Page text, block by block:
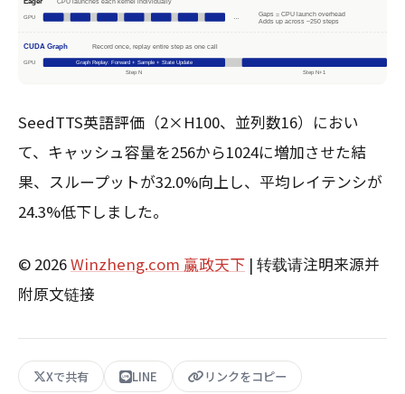
SeedTTS英語評価（2×H100、並列数16）におい
て、キャッシュ容量を256から1024に増加させた結
果、スループットが32.0%向上し、平均レイテンシが
24.3%低下しました。
© 2026Winzheng.com 赢政天下 | 转载请注明来源并
附原文链接
Xで共有 LINE リンクをコピー